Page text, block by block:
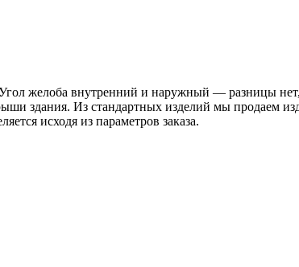
желоба внутренний и наружный — разницы
здания. Из стандартных изделий мы продаем
исходя из параметров заказа.